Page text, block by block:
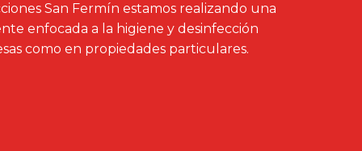
San Fermín estamos realizando una
enfocada a la higiene y desinfección
como en propiedades particulares.